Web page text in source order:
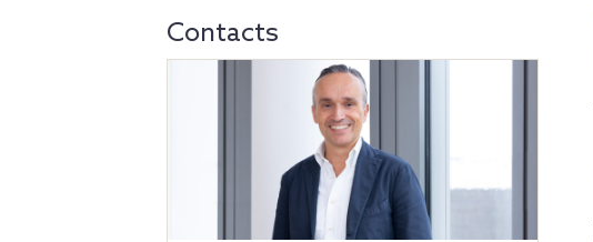
Contacts